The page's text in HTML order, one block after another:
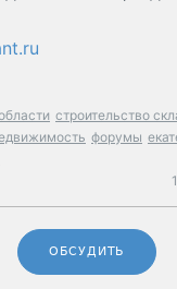
строительство
форумы
ОБСУДИТЬ